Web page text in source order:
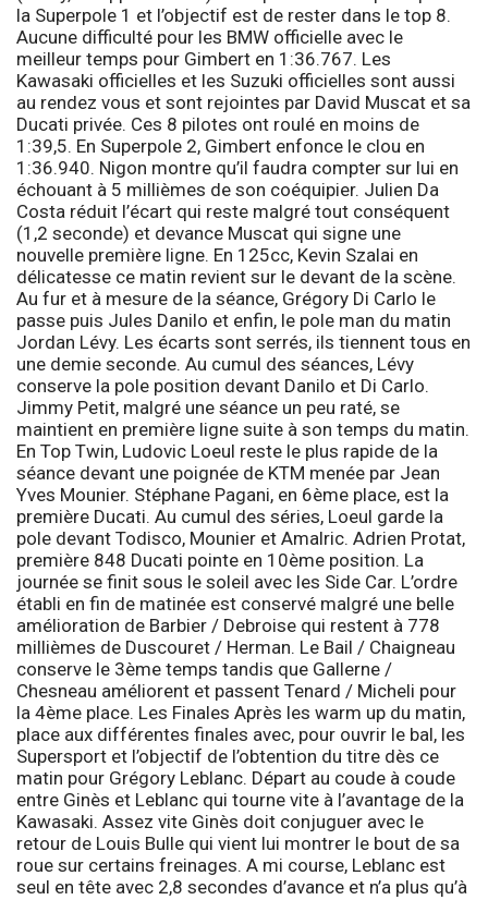
la Superpole 1 et l’objectif est de rester dans le top 8.
Aucune difficulté pour les BMW officielle avec le
meilleur temps pour Gimbert en 1:36.767. Les
Kawasaki officielles et les Suzuki officielles sont aussi
au rendez vous et sont rejointes par David Muscat et sa
Ducati privée. Ces 8 pilotes ont roulé en moins de
1:39,5. En Superpole 2, Gimbert enfonce le clou en
1:36.940. Nigon montre qu’il faudra compter sur lui en
échouant à 5 millièmes de son coéquipier. Julien Da
Costa réduit l’écart qui reste malgré tout conséquent
(1,2 seconde) et devance Muscat qui signe une
nouvelle première ligne. En 125cc, Kevin Szalai en
délicatesse ce matin revient sur le devant de la scène.
Au fur et à mesure de la séance, Grégory Di Carlo le
passe puis Jules Danilo et enfin, le pole man du matin
Jordan Lévy. Les écarts sont serrés, ils tiennent tous en
une demie seconde. Au cumul des séances, Lévy
conserve la pole position devant Danilo et Di Carlo.
Jimmy Petit, malgré une séance un peu raté, se
maintient en première ligne suite à son temps du matin.
En Top Twin, Ludovic Loeul reste le plus rapide de la
séance devant une poignée de KTM menée par Jean
Yves Mounier. Stéphane Pagani, en 6ème place, est la
première Ducati. Au cumul des séries, Loeul garde la
pole devant Todisco, Mounier et Amalric. Adrien Protat,
première 848 Ducati pointe en 10ème position. La
journée se finit sous le soleil avec les Side Car. L’ordre
établi en fin de matinée est conservé malgré une belle
amélioration de Barbier / Debroise qui restent à 778
millièmes de Duscouret / Herman. Le Bail / Chaigneau
conserve le 3ème temps tandis que Gallerne /
Chesneau améliorent et passent Tenard / Micheli pour
la 4ème place. Les Finales Après les warm up du matin,
place aux différentes finales avec, pour ouvrir le bal, les
Supersport et l’objectif de l’obtention du titre dès ce
matin pour Grégory Leblanc. Départ au coude à coude
entre Ginès et Leblanc qui tourne vite à l’avantage de la
Kawasaki. Assez vite Ginès doit conjuguer avec le
retour de Louis Bulle qui vient lui montrer le bout de sa
roue sur certains freinages. A mi course, Leblanc est
seul en tête avec 2,8 secondes d’avance et n’a plus qu’à